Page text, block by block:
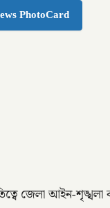
PhotoCard
জেলা আইন-